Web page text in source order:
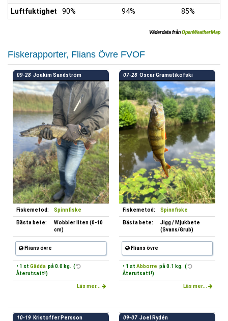
Luftfuktighet
90% 94% 85%
Väderdata frånOpenWeatherMap
Fiskerapporter, Flians Övre FVOF
09-28 Joakim Sandström
Fiskemetod: Spinnfiske
Bästa bete:
Wobbler liten (0-10
cm)
Flians övre
• 1 st Gädda på 0.0 kg. (
Återutsatt!)
Läs mer...
07-28 Oscar Gramatikofski
Fiskemetod: Spinnfiske
Bästa bete:
Jigg / Mjukbete
(Svans/Grub)
Flians övre
• 1 st Abborre på 0.1 kg. (
Återutsatt!)
Läs mer...
10-19 Kristoffer Persson 09-07 Joel Rydén